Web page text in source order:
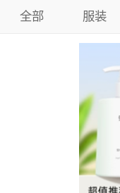
全部 服装